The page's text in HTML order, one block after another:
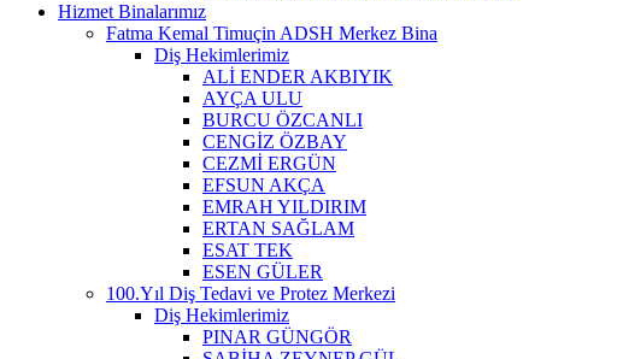
Hizmet Binalarımız
Fatma Kemal Timuçin ADSH Merkez Bina
Diş Hekimlerimiz
ALİ ENDER AKBIYIK
AYÇA ULU
BURCU ÖZCANLI
CENGİZ ÖZBAY
CEZMİ ERGÜN
EFSUN AKÇA
EMRAH YILDIRIM
ERTAN SAĞLAM
ESAT TEK
ESEN GÜLER
100.Yıl Diş Tedavi ve Protez Merkezi
Diş Hekimlerimiz
PINAR GÜNGÖR